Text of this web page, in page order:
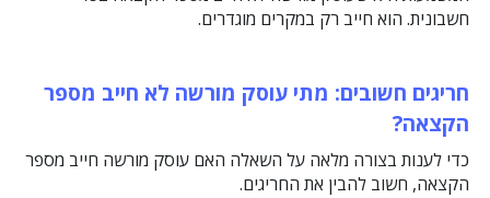
חשבונית. הוא חייב רק במקרים מוגדרים.
חריגים חשובים: מתי עוסק מורשה לא חייב מספר
הקצאה?
כדי לענות בצורה מלאה על השאלה האם עוסק מורשה חייב מספר
הקצאה, חשוב להבין את החריגים.